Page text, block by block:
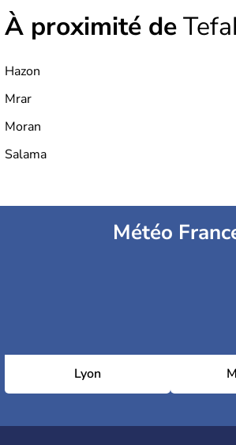
À proximité de
Hazon
Mrar
Moran
Salama
Météo
Lyon